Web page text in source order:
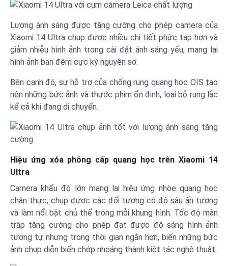
Lượng ánh sáng được tăng cường cho phép camera của
Xiaomi 14 Ultra chụp được nhiều chi tiết phức tạp hơn và
giảm nhiễu hình ảnh trong cài đặt ánh sáng yếu, mang lại
hình ảnh ban đêm cực kỳ nguyên sơ.
Bên cạnh đó, sự hỗ trợ của chống rung quang học OIS tạo
nên những bức ảnh và thước phim ổn định, loại bỏ rung lắc
kể cả khi đang di chuyển.
Hiệu ứng xóa phông cấp quang học trên Xiaomi 14
Ultra
Camera khẩu độ lớn mang lại hiệu ứng nhòe quang học
chân thực, chụp được các đối tượng có độ sâu ấn tượng
và làm nổi bật chủ thể trong mỗi khung hình. Tốc độ màn
trập tăng cường cho phép đạt được độ sáng hình ảnh
tương tự nhưng trong thời gian ngắn hơn, biến những bức
ảnh chụp diễn biến chớp nhoáng thành kiệt tác nghệ thuật.